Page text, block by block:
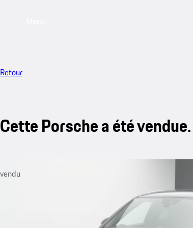
Retour
Cette Porsche a été vendue.
vendu